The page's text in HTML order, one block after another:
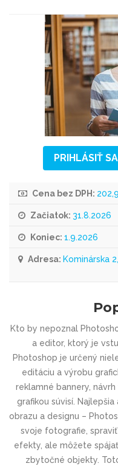
PRIHLÁSIŤ
Cena bez DPH:
Začiatok: 31.8.2026
Koniec: 1.9.2026
Adresa: Kominárska
Kto by nepoznal
a editor, ktorý je
Photoshop je určený
editáciu a výrobu
reklamné bannery,
grafikou súvisí.
obrazu a designu –
svoje fotografie,
efekty, ale môžete
zbytočné objekty.